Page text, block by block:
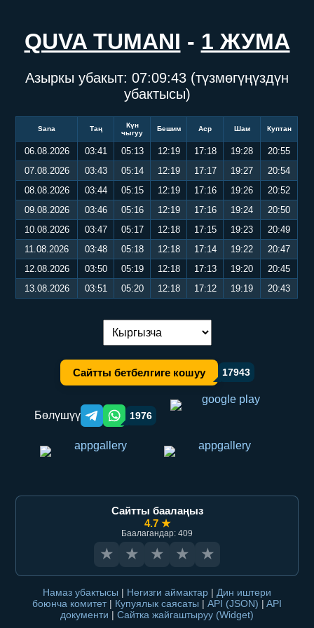
QUVA TUMANI - 1 ЖУМА
Азыркы убакыт: 07:09:43 (түзмөгүңүздүн
убактысы)
Sana Таң
Күн
чыгуу
Бешим Аср Шам Куптан
06.08.2026 03:41 05:13 12:19 17:18 19:28
20:55
07.08.2026
03:43 05:14 12:19 17:17 19:27
20:54
08.08.2026
03:44 05:15 12:19 17:16 19:26
20:52
09.08.2026
03:46 05:16 12:19 17:16 19:24
20:50
10.08.2026
03:47 05:17 12:18 17:15 19:23
20:49
11.08.2026
03:48 05:18 12:18 17:14 19:22
20:47
12.08.2026
03:50 05:19 12:18 17:13 19:20
20:45
13.08.2026
03:51 05:20 12:18 17:12 19:19 20:43
Тилди алмаштыруу:
Сайтты бетбелгиге кошуу 17943
Бөлүшүү Telegram orqali ulashish
WhatsApp orqali ulashish
1976
Сайтты баалаңыз
4.7 ★
Баалагандар: 409
★ ★ ★ ★ ★
Намаз убактысы | Негизги аймактар | Дин иштери
боюнча комитет | Купуялык саясаты | API (JSON) | API
документи | Сайтка жайгаштыруу (Widget)